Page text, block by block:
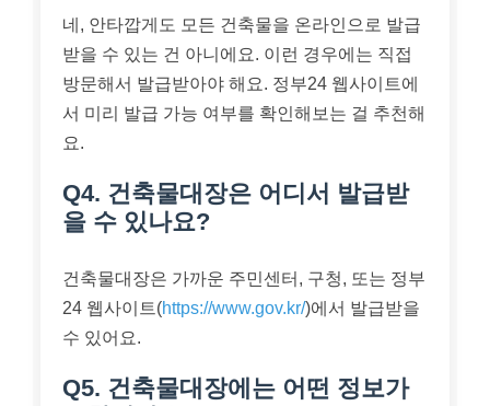
네, 안타깝게도 모든 건축물을 온라인으로 발급
받을 수 있는 건 아니에요. 이런 경우에는 직접
방문해서 발급받아야 해요. 정부24 웹사이트에
서 미리 발급 가능 여부를 확인해보는 걸 추천해
요.
Q4. 건축물대장은 어디서 발급받
을 수 있나요?
건축물대장은 가까운 주민센터, 구청, 또는 정부
24 웹사이트(https://www.gov.kr/)에서 발급받을
수 있어요.
Q5. 건축물대장에는 어떤 정보가